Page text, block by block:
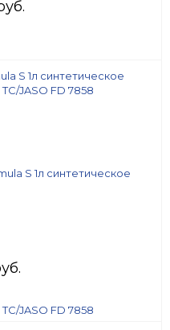
S 1л синтетическое
JASO FD 7858